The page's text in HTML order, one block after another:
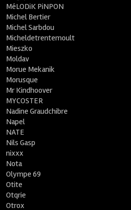
MéLODiK PiNPON
Michel Bertier
Michel Sarbdou
Micheldetrentemoult
Mieszko
Moldav
Morue Mekanik
Morusque
Mr Kindhoover
MYCOSTER
Nadine Graudchibre
Napel
NATE
Nils Gasp
nixxx
Nota
Olympe 69
Otite
Otqrie
Otrox